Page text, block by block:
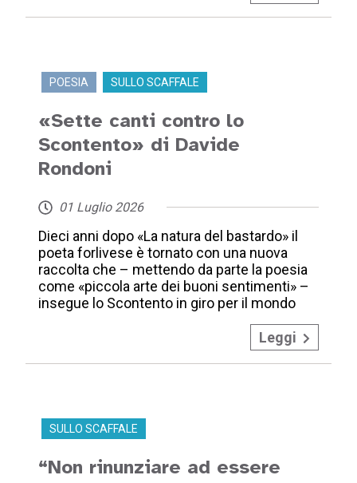
POESIA SULLO SCAFFALE
«Sette canti contro lo
Scontento» di Davide
Rondoni
01 Luglio 2026
Dieci anni dopo «La natura del bastardo» il
poeta forlivese è tornato con una nuova
raccolta che – mettendo da parte la poesia
come «piccola arte dei buoni sentimenti» –
insegue lo Scontento in giro per il mondo
Leggi
SULLO SCAFFALE
“Non rinunziare ad essere